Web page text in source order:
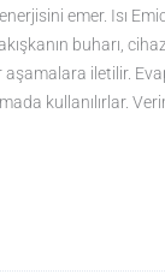
emer. Isı
buharı,
iletilir.
kullanılırlar.